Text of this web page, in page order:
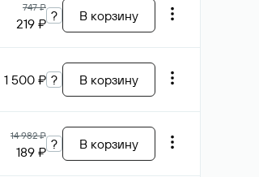
747 ₽
219 ₽ ? В корзину
1 500 ₽ ? В корзину
14 982 ₽
189 ₽ ? В корзину